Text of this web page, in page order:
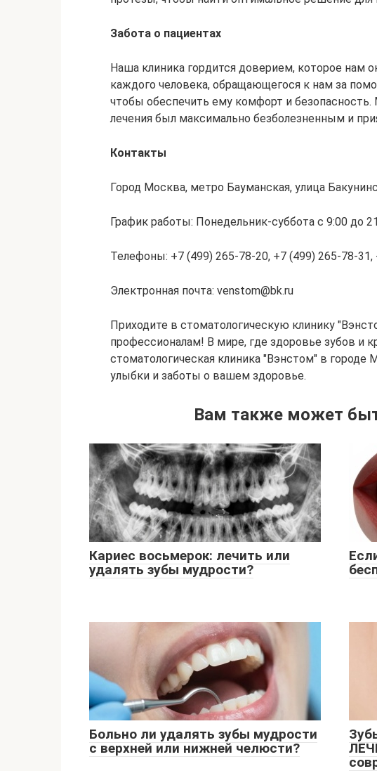
Забота о пациентах
Наша клиника гордится доверием, которое
каждого человека, обращающегося к нам за
чтобы обеспечить ему комфорт и
лечения был максимально безболезненным и
Контакты
Город Москва, метро Бауманская, улица
График работы: Понедельник-суббота с 9:00 до
Телефоны: +7 (499) 265-78-20, +7 (499) 265-78-31,
Электронная почта: venstom@bk.ru
Приходите в стоматологическую клинику
профессионалам! В мире, где здоровье зубов и
стоматологическая клиника "Вэнстом" в
улыбки и заботы о вашем здоровье.
Вам также может
Кариес восьмерок: лечить или
удалять зубы мудрости?
Больно ли удалять зубы мудрости
с верхней или нижней челюсти?